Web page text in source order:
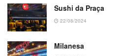
Sushi da Praça
22/08/2024
Milanesa